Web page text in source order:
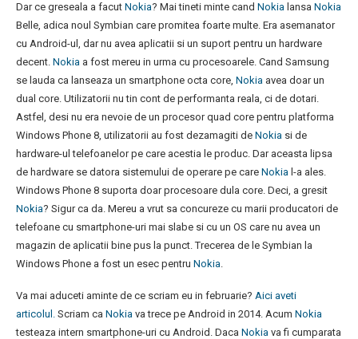
Dar ce greseala a facut Nokia? Mai tineti minte cand Nokia lansa Nokia
Belle, adica noul Symbian care promitea foarte multe. Era asemanator
cu Android-ul, dar nu avea aplicatii si un suport pentru un hardware
decent. Nokia a fost mereu in urma cu procesoarele. Cand Samsung
se lauda ca lanseaza un smartphone octa core, Nokia avea doar un
dual core. Utilizatorii nu tin cont de performanta reala, ci de dotari.
Astfel, desi nu era nevoie de un procesor quad core pentru platforma
Windows Phone 8, utilizatorii au fost dezamagiti de Nokia si de
hardware-ul telefoanelor pe care acestia le produc. Dar aceasta lipsa
de hardware se datora sistemului de operare pe care Nokia l-a ales.
Windows Phone 8 suporta doar procesoare dula core. Deci, a gresit
Nokia? Sigur ca da. Mereu a vrut sa concureze cu marii producatori de
telefoane cu smartphone-uri mai slabe si cu un OS care nu avea un
magazin de aplicatii bine pus la punct. Trecerea de le Symbian la
Windows Phone a fost un esec pentru Nokia.
Va mai aduceti aminte de ce scriam eu in februarie? Aici aveti
articolul. Scriam ca Nokia va trece pe Android in 2014. Acum Nokia
testeaza intern smartphone-uri cu Android. Daca Nokia va fi cumparata